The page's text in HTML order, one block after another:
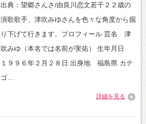
出典：望郷さんさ/由良川恋文若干２２歳の
演歌歌手、津吹みゆさんを色々な角度から掘
り下げて行きます。プロフィール 芸名 津
吹みゆ（本名では名前が実佑） 生年月日
１９９６年２月２８日 出身地 福島県 カテ
ゴ…
詳細を見る